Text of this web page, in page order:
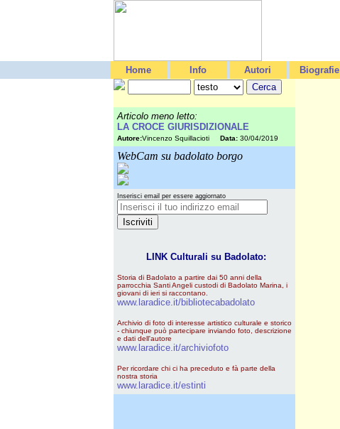
Home Info Autori Biografie
Articolo meno letto:
LA CROCE GIURISDIZIONALE
Autore:Vincenzo Squillacioti Data: 30/04/2019
WebCam su badolato borgo
Inserisci email per essere aggiornato
LINK Culturali su Badolato:
Storia di Badolato a partire dai 50 anni della
parrocchia Santi Angeli custodi di Badolato Marina, i
giovani di ieri si raccontano.
www.laradice.it/bibliotecabadolato
Archivio di foto di interesse artistico culturale e storico
- chiunque può partecipare inviando foto, descrizione
e dati dell'autore
www.laradice.it/archiviofoto
Per ricordare chi ci ha preceduto e fà parte della
nostra storia
www.laradice.it/estinti